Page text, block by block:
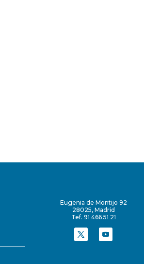
Eugenia de Montijo 92
28025, Madrid
Tef. 91 466 51 21